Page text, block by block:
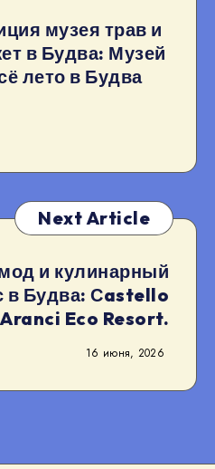
музея трав и
в Будва: Музей
лето в Будва
Next Article
и кулинарный
в Будва: Сastello
Eco Resort.
16 июня, 2026